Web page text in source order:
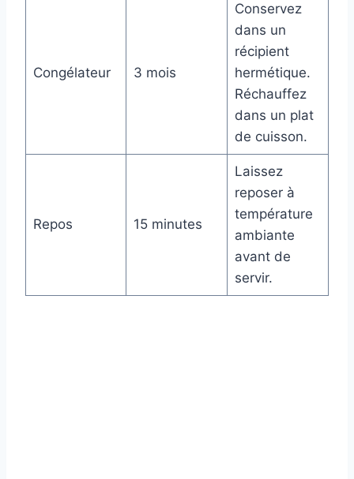
Congélateur 3 mois
Conservez
dans un
récipient
hermétique.
Réchauffez
dans un plat
de cuisson.
Repos 15 minutes
Laissez
reposer à
température
ambiante
avant de
servir.